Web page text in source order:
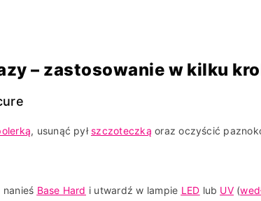
– zastosowanie w kilku
, usunąć pyłszczoteczką oraz oczyścić
Base Hard i utwardź w lampie LED lub UV(